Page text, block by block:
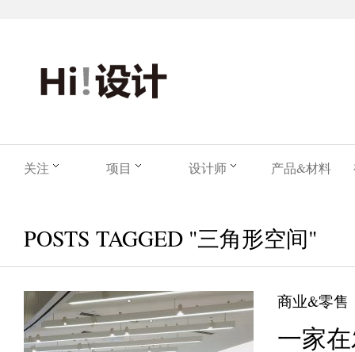
关注 项目 设计师 产品&材料
POSTS TAGGED "三角形空间"
商业&零售
一家